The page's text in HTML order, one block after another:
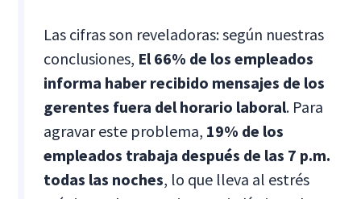
Las cifras son reveladoras: según nuestras
conclusiones, El 66% de los empleados
informa haber recibido mensajes de los
gerentes fuera del horario laboral. Para
agravar este problema, 19% de los
empleados trabaja después de las 7 p.m.
todas las noches, lo que lleva al estrés